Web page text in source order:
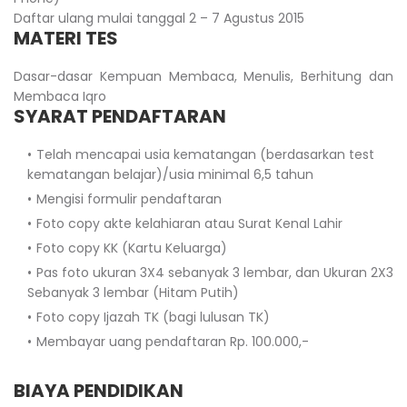
Daftar ulang mulai tanggal 2 – 7 Agustus 2015
MATERI TES
Dasar-dasar Kempuan Membaca, Menulis, Berhitung dan
Membaca Iqro
SYARAT PENDAFTARAN
Telah mencapai usia kematangan (berdasarkan test
kematangan belajar)/usia minimal 6,5 tahun
Mengisi formulir pendaftaran
Foto copy akte kelahiaran atau Surat Kenal Lahir
Foto copy KK (Kartu Keluarga)
Pas foto ukuran 3X4 sebanyak 3 lembar, dan Ukuran 2X3
Sebanyak 3 lembar (Hitam Putih)
Foto copy Ijazah TK (bagi lulusan TK)
Membayar uang pendaftaran Rp. 100.000,-
BIAYA PENDIDIKAN